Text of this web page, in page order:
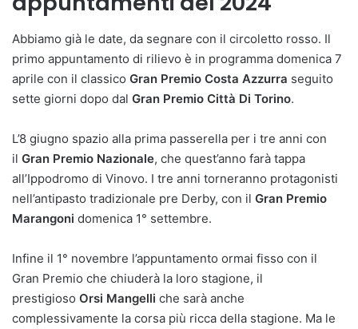
Abbiamo già le date, da segnare con il circoletto rosso. Il
primo appuntamento di rilievo è in programma domenica 7
aprile con il classico Gran Premio Costa Azzurra seguito
sette giorni dopo dal Gran Premio Città Di Torino.
L’8 giugno spazio alla prima passerella per i tre anni con
il Gran Premio Nazionale, che quest’anno farà tappa
all’Ippodromo di Vinovo. I tre anni torneranno protagonisti
nell’antipasto tradizionale pre Derby, con il Gran Premio
Marangoni domenica 1° settembre.
Infine il 1° novembre l’appuntamento ormai fisso con il
Gran Premio che chiuderà la loro stagione, il
prestigioso Orsi Mangelli che sarà anche
complessivamente la corsa più ricca della stagione. Ma le